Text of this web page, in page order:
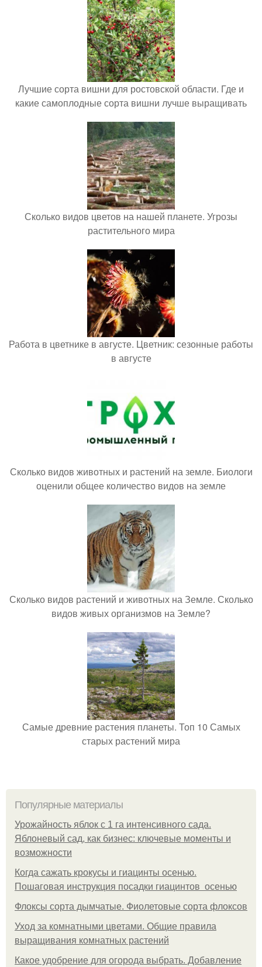
Лучшие сорта вишни для ростовской области. Где и
какие самоплодные сорта вишни лучше выращивать
Сколько видов цветов на нашей планете. Угрозы
растительного мира
Работа в цветнике в августе. Цветник: сезонные работы
в августе
Сколько видов животных и растений на земле. Биологи
оценили общее количество видов на земле
Сколько видов растений и животных на Земле. Сколько
видов живых организмов на Земле?
Самые древние растения планеты. Топ 10 Самых
старых растений мира
Популярные материалы
Урожайность яблок с 1 га интенсивного сада.
Яблоневый сад, как бизнес: ключевые моменты и
возможности
Когда сажать крокусы и гиацинты осенью.
Пошаговая инструкция посадки гиацинтов осенью
Флоксы сорта дымчатые. Фиолетовые сорта флоксов
Уход за комнатными цветами. Общие правила
выращивания комнатных растений
Какое удобрение для огорода выбрать. Добавление